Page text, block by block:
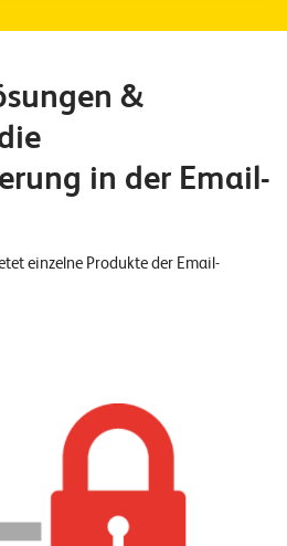
E
D E
©
2
h
&
in der Email-
einzelne Produkte der Email-